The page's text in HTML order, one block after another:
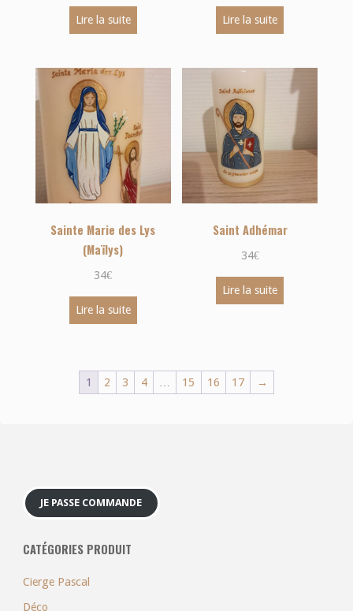
Lire la suite Lire la suite
Sainte Marie des Lys
(Maïlys)
34€
Lire la suite
Saint Adhémar
34€
Lire la suite
1 2 3 4 15 16 17 →
JE PASSE COMMANDE
CATÉGORIES PRODUIT
Cierge Pascal
Déco